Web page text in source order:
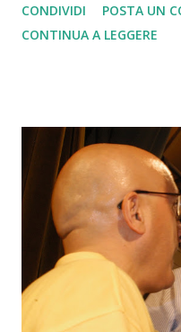
leader europeisti non
che non affronta il tema
non deve essere una UE
momento storico chiede
fronte agli USA
Russia tornata al
diversa da una UE a due
D'EUROPA. Una
risposta in grado di
CONDIVIDI
POSTA UN
CONTINUA A LEGGERE